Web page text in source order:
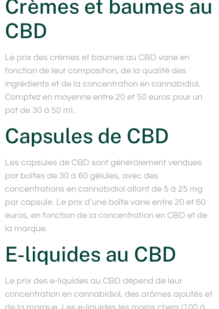
Crèmes et baumes au
CBD
Le prix des crèmes et baumes au CBD varie en
fonction de leur composition, de la qualité des
ingrédients et de la concentration en cannabidiol.
Comptez en moyenne entre 20 et 50 euros pour un
pot de 30 à 50 ml.
Capsules de CBD
Les capsules de CBD sont généralement vendues
par boîtes de 30 à 60 gélules, avec des
concentrations en cannabidiol allant de 5 à 25 mg
par capsule. Le prix d’une boîte varie entre 20 et 60
euros, en fonction de la concentration en CBD et de
la marque.
E-liquides au CBD
Le prix des e-liquides au CBD dépend de leur
concentration en cannabidiol, des arômes ajoutés et